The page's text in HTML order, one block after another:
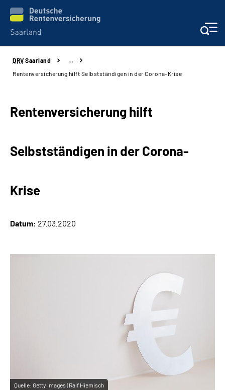
Aktuelles
Presse und Fachinformationen
Mein Kundenportal
DRV Saarland
…
Rentenversicherung hilft Selbstständigen in der Corona-Krise
Rentenversicherung hilft
Selbstständigen in der Corona-
Krise
Datum: 27.03.2020
Quelle: Getty Images | Ralf Hiemisch